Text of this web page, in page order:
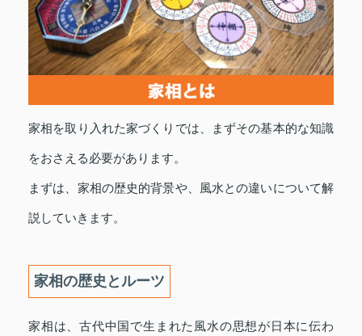
家相を取り入れた家づくりでは、まずその基本的な知識
をおさえる必要があります。
まずは、家相の歴史的背景や、風水との違いについて解
説していきます。
家相の歴史とルーツ
家相は、古代中国で生まれた風水の思想が日本に伝わ